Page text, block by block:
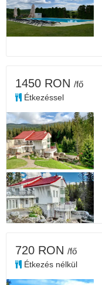
1450 RON /fő
Étkezéssel
720 RON /fő
Étkezés nélkül